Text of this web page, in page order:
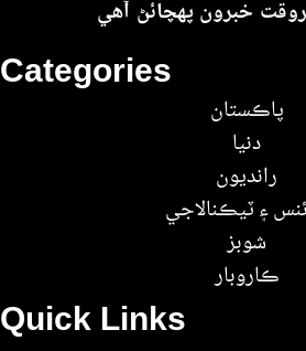
Quick Links
Categories
پاڪستان
دنيا
رانديون
۽ ٽيڪنالاجي
شوبز
ڪاروبار